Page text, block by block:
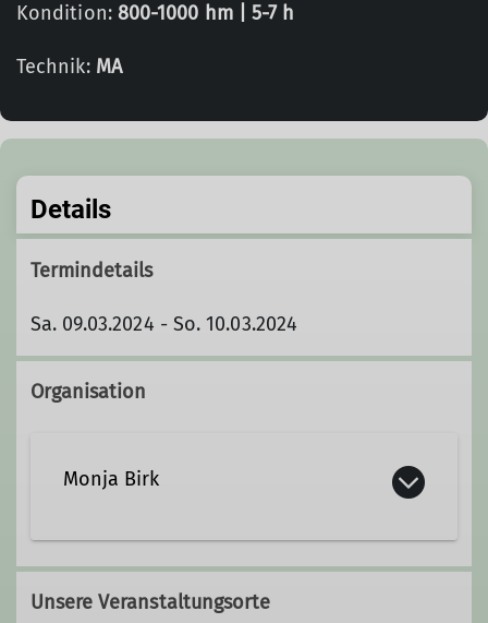
Kondition: 800-1000 hm | 5-7 h
Technik: MA
Details
Termindetails
Sa. 09.03.2024 - So. 10.03.2024
Organisation
Monja Birk
Qualifikationen
Unsere Veranstaltungsorte